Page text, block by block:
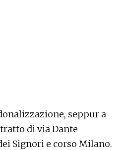
seppur a
di via Dante
Signori e corso Milano.